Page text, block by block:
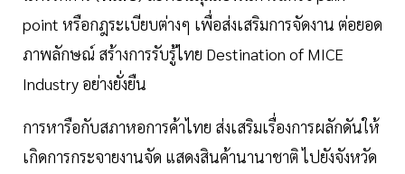
point หรือกฎระเบียบต่างๆ เพื่อส่งเสริมการจัดงาน ต่อยอด
ภาพลักษณ์ สร้างการรับรู้ไทย Destination of MICE
Industry อย่างยั่งยืน
การหารือกับสภาหอการค้าไทย ส่งเสริมเรื่องการผลักดันให้
เกิดการกระจายงานจัด แสดงสินค้านานาชาติ ไปยังจังหวัด